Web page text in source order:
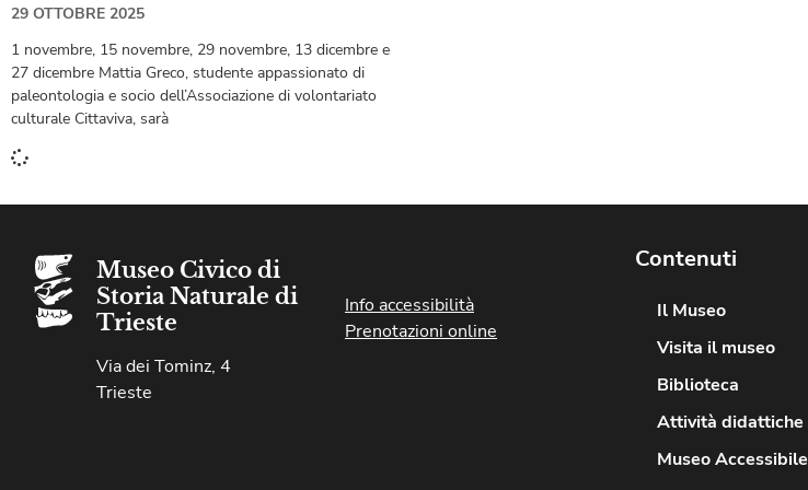
29 OTTOBRE 2025
1 novembre, 15 novembre, 29 novembre, 13 dicembre e
27 dicembre Mattia Greco, studente appassionato di
paleontologia e socio dell’Associazione di volontariato
culturale Cittaviva, sarà
Museo Civico di
Storia Naturale di
Trieste
Via dei Tominz, 4
Trieste
Info accessibilità
Prenotazioni online
Contenuti
Il Museo
Visita il museo
Biblioteca
Attività didattiche
Museo Accessibile